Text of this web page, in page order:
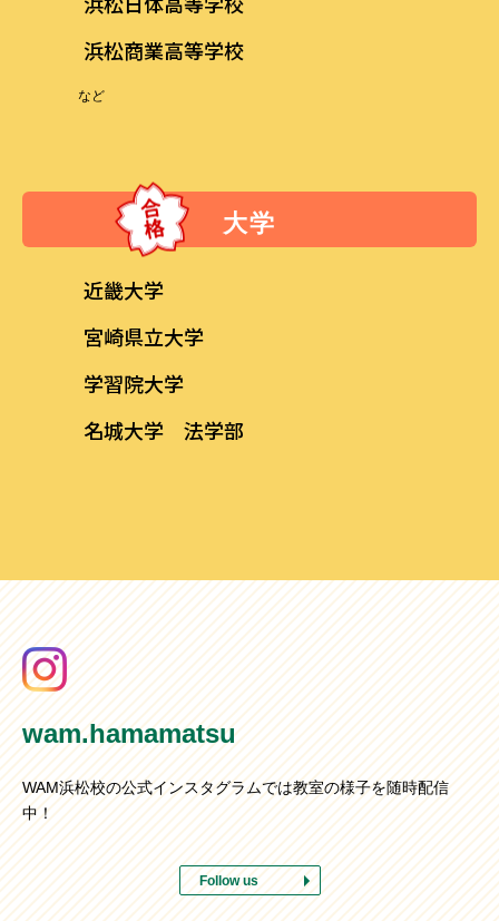
浜松商業高等学校
など
大学
近畿大学
宮崎県立大学
学習院大学
名城大学 法学部
wam.hamamatsu
WAM浜松校の公式インスタグラムでは教室の様子を随時配信
中！
Follow us